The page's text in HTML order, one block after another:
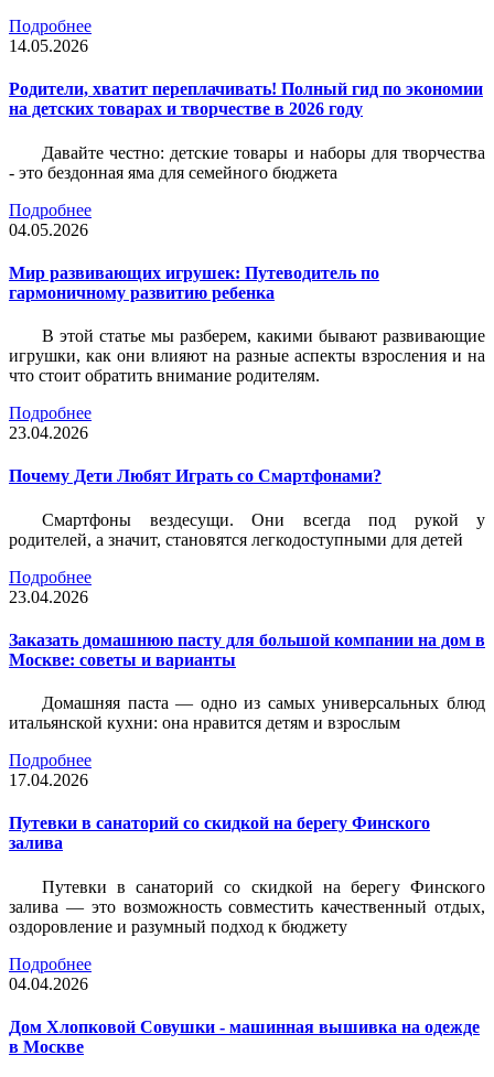
Подробнее
14.05.2026
Родители, хватит переплачивать! Полный гид по экономии
на детских товарах и творчестве в 2026 году
Давайте честно: детские товары и наборы для творчества
- это бездонная яма для семейного бюджета
Подробнее
04.05.2026
Мир развивающих игрушек: Путеводитель по
гармоничному развитию ребенка
В этой статье мы разберем, какими бывают развивающие
игрушки, как они влияют на разные аспекты взросления и на
что стоит обратить внимание родителям.
Подробнее
23.04.2026
Почему Дети Любят Играть со Смартфонами?
Смартфоны вездесущи. Они всегда под рукой у
родителей, а значит, становятся легкодоступными для детей
Подробнее
23.04.2026
Заказать домашнюю пасту для большой компании на дом в
Москве: советы и варианты
Домашняя паста — одно из самых универсальных блюд
итальянской кухни: она нравится детям и взрослым
Подробнее
17.04.2026
Путевки в санаторий со скидкой на берегу Финского
залива
Путевки в санаторий со скидкой на берегу Финского
залива — это возможность совместить качественный отдых,
оздоровление и разумный подход к бюджету
Подробнее
04.04.2026
Дом Хлопковой Совушки - машинная вышивка на одежде
в Москве